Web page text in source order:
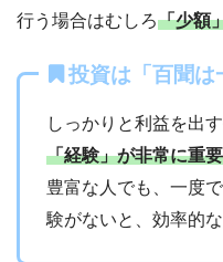
行う場合はむしろ「少額
投資は「百聞は
しっかりと利益を出
「経験」が非常に重要
豊富な人でも、一度
験がないと、効率的